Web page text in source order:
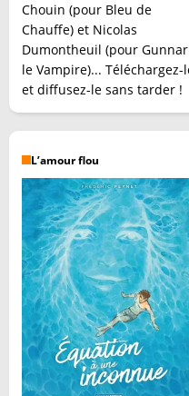
Chouin (pour Bleu de
Chauffe) et Nicolas
Dumontheuil (pour Gunnar
le Vampire)... Téléchargez-
et diffusez-le sans tarder !
L’amour flou